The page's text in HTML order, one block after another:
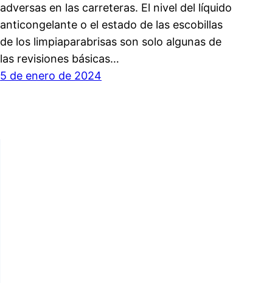
adversas en las carreteras. El nivel del líquido
anticongelante o el estado de las escobillas
de los limpiaparabrisas son solo algunas de
las revisiones básicas…
5 de enero de 2024